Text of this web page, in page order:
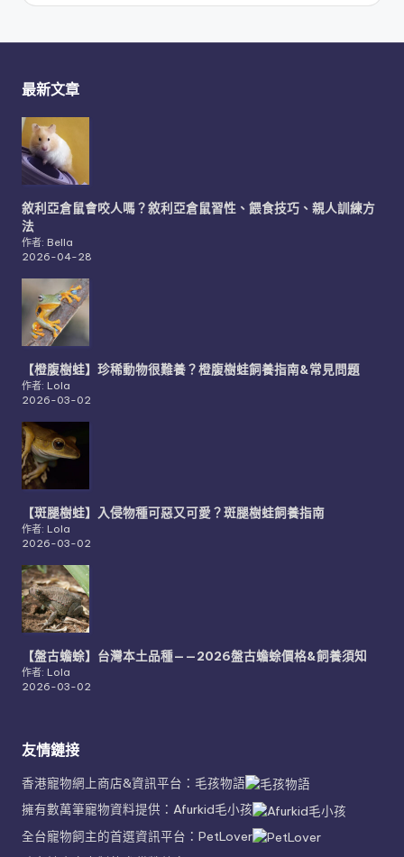
最新文章
敘利亞倉鼠會咬人嗎？敘利亞倉鼠習性、餵食技巧、親人訓練方
法
作者: Bella
2026-04-28
【橙腹樹蛙】珍稀動物很難養？橙腹樹蛙飼養指南&常見問題
作者: Lola
2026-03-02
【斑腿樹蛙】入侵物種可惡又可愛？斑腿樹蛙飼養指南
作者: Lola
2026-03-02
【盤古蟾蜍】台灣本土品種——2026盤古蟾蜍價格&飼養須知
作者: Lola
2026-03-02
友情鏈接
香港寵物網上商店&資訊平台：毛孩物語
擁有數萬筆寵物資料提供：Afurkid毛小孩
全台寵物飼主的首選資訊平台：PetLover